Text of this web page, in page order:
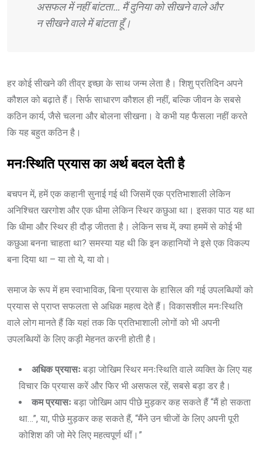
असफल में नहीं बांटता… मैं दुनिया को सीखने वाले और
न सीखने वाले में बांटता हूँ।
हर कोई सीखने की तीव्र इच्छा के साथ जन्म लेता है। शिशु प्रतिदिन अपने
कौशल को बढ़ाते हैं। सिर्फ साधारण कौशल ही नहीं, बल्कि जीवन के सबसे
कठिन कार्य, जैसे चलना और बोलना सीखना। वे कभी यह फैसला नहीं करते
कि यह बहुत कठिन है।
मनःस्थिति प्रयास का अर्थ बदल देती है
बचपन में, हमें एक कहानी सुनाई गई थी जिसमें एक प्रतिभाशाली लेकिन
अनिश्चित खरगोश और एक धीमा लेकिन स्थिर कछुआ था। इसका पाठ यह था
कि धीमा और स्थिर ही दौड़ जीतता है। लेकिन सच में, क्या हममें से कोई भी
कछुआ बनना चाहता था? समस्या यह थी कि इन कहानियों ने इसे एक विकल्प
बना दिया था – या तो ये, या वो।
समाज के रूप में हम स्वाभाविक, बिना प्रयास के हासिल की गई उपलब्धियों को
प्रयास से प्राप्त सफलता से अधिक महत्व देते हैं। विकासशील मनःस्थिति
वाले लोग मानते हैं कि यहां तक कि प्रतिभाशाली लोगों को भी अपनी
उपलब्धियों के लिए कड़ी मेहनत करनी होती है।
अधिक प्रयासः बड़ा जोखिम स्थिर मनःस्थिति वाले व्यक्ति के लिए यह
विचार कि प्रयास करें और फिर भी असफल रहें, सबसे बड़ा डर है।
कम प्रयासः बड़ा जोखिम आप पीछे मुड़कर कह सकते हैं “मैं हो सकता
था…”, या, पीछे मुड़कर कह सकते हैं, “मैंने उन चीजों के लिए अपनी पूरी
कोशिश की जो मेरे लिए महत्वपूर्ण थीं।”